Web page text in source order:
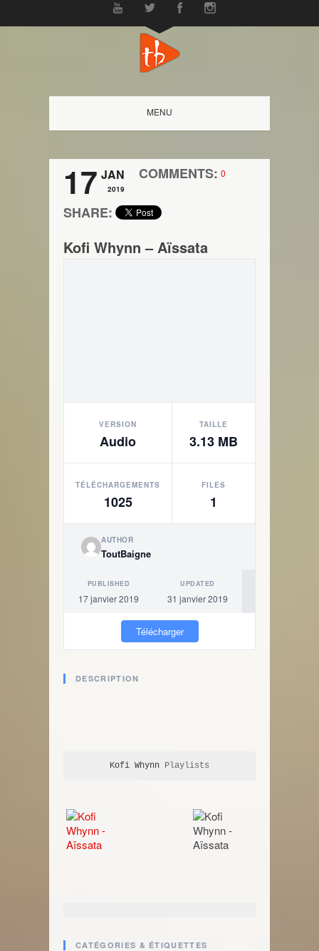
MENU
17 JAN
2019
COMMENTS: 0
SHARE:
Kofi Whynn – Aïssata
VERSION
Audio
TAILLE
3.13 MB
TÉLÉCHARGEMENTS
1025
FILES
1
AUTHOR
ToutBaigne
PUBLISHED
17 janvier 2019
UPDATED
31 janvier 2019
Télécharger
DESCRIPTION
Kofi Whynn Playlists
CATÉGORIES & ÉTIQUETTES